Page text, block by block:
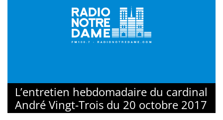
L’entretien hebdomadaire du cardinal
André Vingt-Trois du 20 octobre 2017